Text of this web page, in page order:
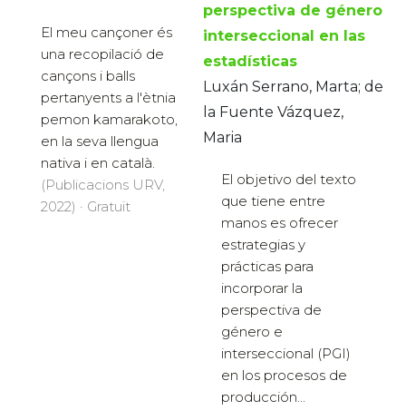
El meu cançoner és
una recopilació de
cançons i balls
pertanyents a l'ètnia
pemon kamarakoto,
en la seva llengua
nativa i en català.
(Publicacions URV,
2022) · Gratuït
perspectiva de género
interseccional en las
estadísticas
Luxán Serrano, Marta; de
la Fuente Vázquez,
Maria
El objetivo del texto
que tiene entre
manos es ofrecer
estrategias y
prácticas para
incorporar la
perspectiva de
género e
interseccional (PGI)
en los procesos de
producción...